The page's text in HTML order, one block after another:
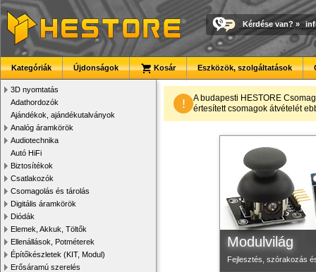
Kérdése van? »
Kategóriák Újdonságok Kosár Eszközök, szolgáltatások
3D nyomtatás
Adathordozók
Ajándékok, ajándékutalványok
Analóg áramkörök
Audiotechnika
Autó HiFi
Biztosítékok
Csatlakozók
Csomagolás és tárolás
Digitális áramkörök
Diódák
Elemek, Akkuk, Töltők
Ellenállások, Potméterek
Építőkészletek (KIT, Modul)
Erősáramú szerelés
!
A budapesti HESTORE
értesített csomagok átvételét
Modulvilág
Fejlesztés, szórakozás
Megbízható
Új, modern
Új PLA
Kiváló árfekvésű, sok
3D nyomtató
Kiváló minőségű,